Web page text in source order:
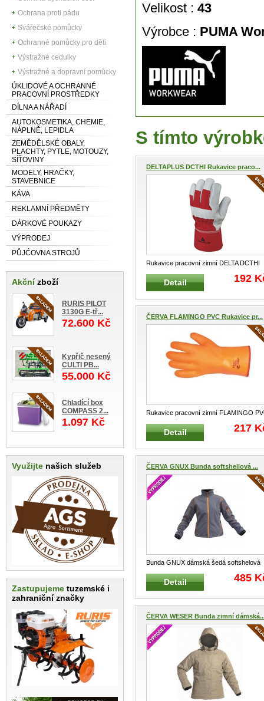
Ochrana proti pádu
Svářečské pomůcky
Ochranné pomůcky pro děti
Výstražné cedulky
Výstražné a dopravní pomůcky
ÚKLIDOVÉ A OCHRANNÉ
PRACOVNÍ PROSTŘEDKY
DÍLNA A NÁŘADÍ
AUTOKOSMETIKA, CHEMIE,
NÁPLNĚ, LEPIDLA
ZEMĚDĚLSKÉ OBALY,
PLACHTY, PYTLE, MOTOUZY,
SÍŤOVINY
MODELY, HRAČKY,
STAVEBNICE
KÁVA
REKLAMNÍ PŘEDMĚTY
DÁRKOVÉ POUKAZY
VÝPRODEJ
PŮJĆOVNA STROJŮ
Akčnízboží
RURIS PILOT
3130G E-tř...
72.600 Kč
Kypřič nesený
CULTI PB...
55.000 Kč
Chladící box
COMPASS 2...
1.097 Kč
Využijte našich služeb
Zastupujeme tuzemské i
zahraniční značky
Velikost : 43
Výrobce : PUMA
S tímto
DELTAPLUS DCTHI Rukavice praco...
Rukavice pracovní zimní DELTA DCTHI
Zateplené pracovní rukavice M ...
Detail 192
ČERVA FLAMINGO PVC Rukavice pr...
Rukavice pracovní zimní FLAMINGO
oranžové Zateplené a celomáčené...
Detail 217
ČERVA GNUX Bunda softshellová ...
Bunda GNUX dámská šedá
Dámská softshellová bunda s kon...
Detail 485
ČERVA WESER Bunda zimní